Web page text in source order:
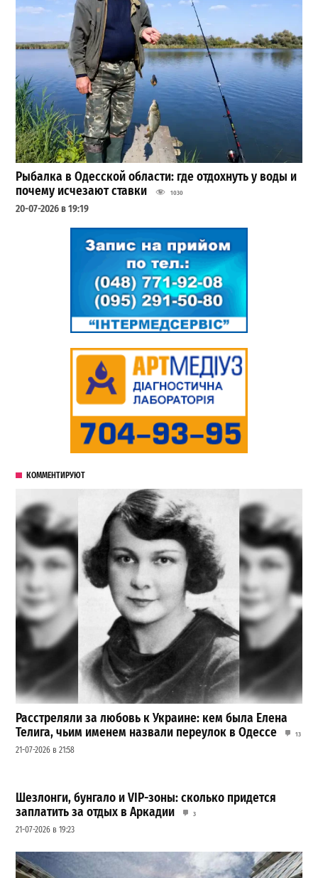
Рыбалка в Одесской области: где отдохнуть у воды и
почему исчезают ставки
1030
20-07-2026 в 19:19
КОММЕНТИРУЮТ
Расстреляли за любовь к Украине: кем была Елена
Телига, чьим именем назвали переулок в Одессе
13
21-07-2026 в 21:58
Шезлонги, бунгало и VIP-зоны: сколько придется
заплатить за отдых в Аркадии
3
21-07-2026 в 19:23